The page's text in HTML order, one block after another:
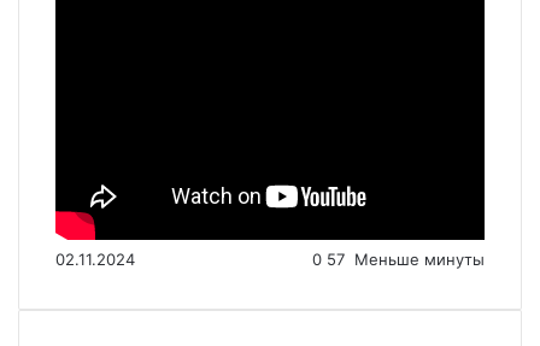
02.11.2024 0 57 Меньше минуты